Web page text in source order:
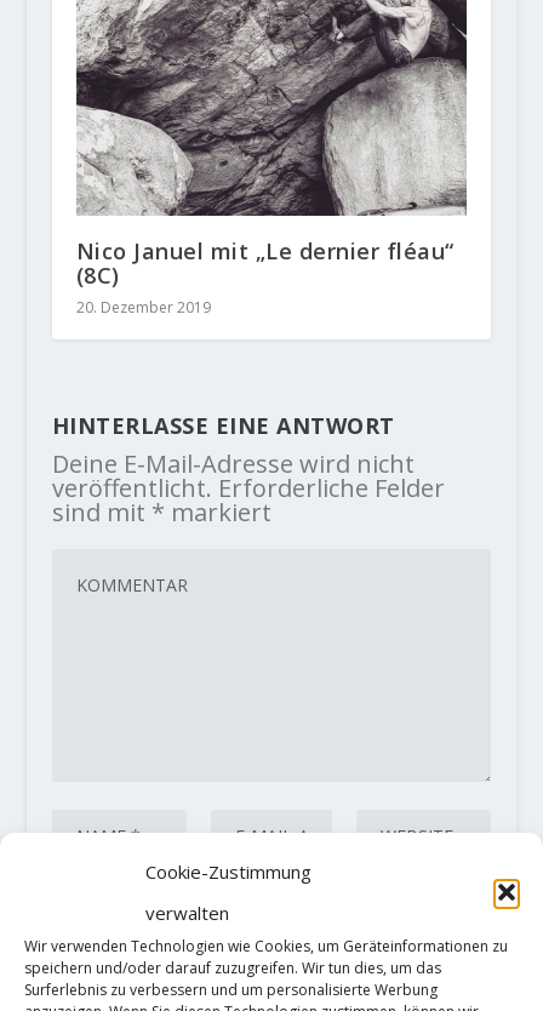
Cookie-Zustimmung
verwalten
Wir verwenden Technologien wie Cookies, um Geräteinformationen zu
speichern und/oder darauf zuzugreifen. Wir tun dies, um das
Surferlebnis zu verbessern und um personalisierte Werbung
Nico Januel mit „Le dernier fléau“
(8C)
20. Dezember 2019
HINTERLASSE EINE ANTWORT
Deine E-Mail-Adresse wird nicht
veröffentlicht. Erforderliche Felder
sind mit * markiert
Diese Website verwendet Akismet, um
Spam zu reduzieren.Erfahre, wie